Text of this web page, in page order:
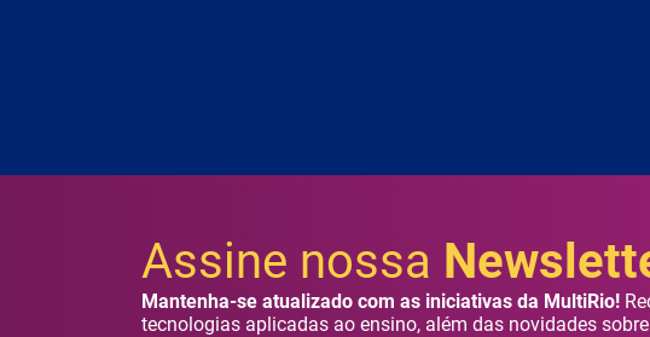
Assine nossa
Mantenha-se atualizado com as iniciativas da MultiRio!
tecnologias aplicadas ao ensino, além das novidades